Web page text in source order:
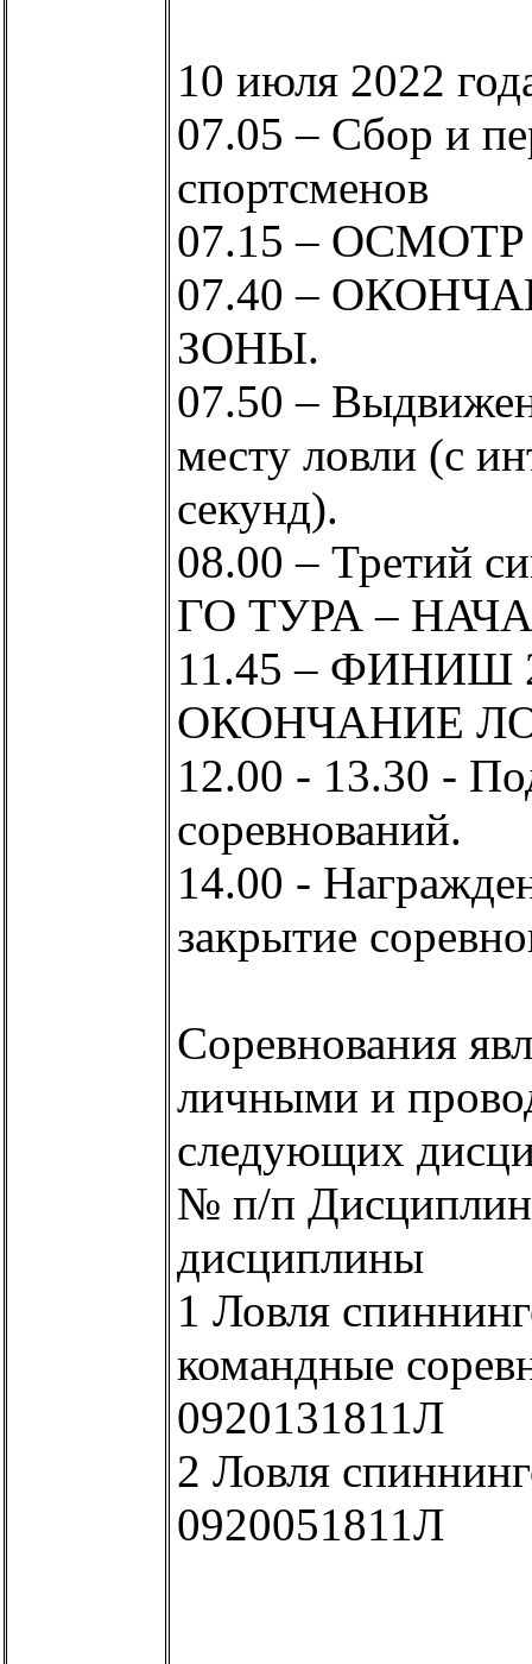
10 июля 2022
07.05 – Сбор и
спортсменов
07.15 –
07.40 –
ЗОНЫ.
07.50 –
месту ловли (с
секунд).
08.00 – Третий
ГО ТУРА –
11.45 – ФИНИШ
ОКОНЧАНИЕ
12.00 - 13.30 -
соревнований.
14.00 -
закрытие
Соревнования
личными и
следующих
№ п/п
дисциплины
1 Ловля
командные
0920131811Л
2 Ловля
0920051811Л